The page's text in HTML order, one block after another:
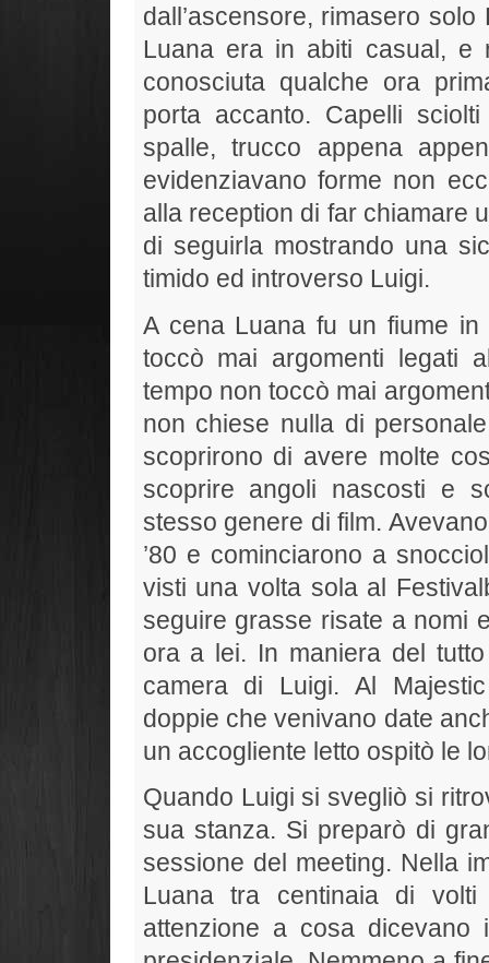
dall’ascensore, rimasero
Luana era in abiti casual, e
conosciuta qualche ora
porta accanto. Capelli
spalle, trucco appena
evidenziavano forme non
alla reception di far chiamare
di seguirla mostrando una
timido ed introverso Luigi.
A cena Luana fu un fiume
toccò mai argomenti legati
tempo non toccò mai
non chiese nulla di
scoprirono di avere molte
scoprire angoli nascosti e
stesso genere di film.
’80 e cominciarono a
visti una volta sola al
seguire grasse risate a nomi
ora a lei. In maniera del
camera di Luigi. Al
doppie che venivano date
un accogliente letto ospitò le
Quando Luigi si svegliò si
sua stanza. Si preparò di
sessione del meeting. Nella
Luana tra centinaia di
attenzione a cosa